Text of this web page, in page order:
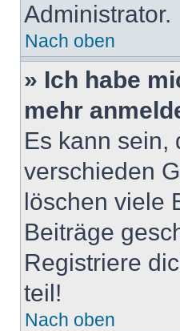
Administrator.
Nach oben
» Ich habe
mehr
Es kann sein,
verschieden
löschen viele
Beiträge
Registriere
teil!
Nach oben